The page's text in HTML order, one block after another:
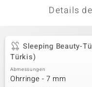
Details
Sleeping Beauty-
Türkis)
Abmessungen
Ohrringe - 7 mm